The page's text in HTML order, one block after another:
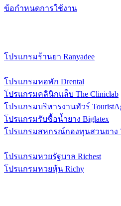
ข้อกำหนดการใช้งาน
โปรแกรมร้านยา Ranyadee
โปรแกรมหอพัก Drental
โปรแกรมคลินิกแล็บ The Cliniclab
โปรแกรมบริหารงานทัวร์
โปรแกรมรับซื้อน้ำยาง Biglatex
โปรแกรมสหกรณ์กองทุนสวนยาง
โปรแกรมหวยรัฐบาล Richest
โปรแกรมหวยหุ้น Richy